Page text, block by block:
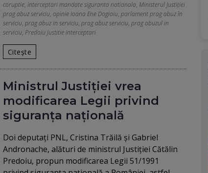
coruptie, interceptari mandate siguranta nationala, Ministerul Justiției
prag abuz serviciu, opinie Ioana Ene Dogioiu, parlament prag abuz în
serviciu, prag abuz in serviciu, prag abuz serviciu, prag abuzul in
serviciu, Predoiu justitie interceptari
Citește
Ministrul Justiției vrea
modificarea Legii privind
siguranța națională
Doi deputați PNL, Cristina Trăilă şi Gabriel
Andronache, alături de ministrul Justiției Cătălin
Predoiu, propun modificarea Legii 51/1991